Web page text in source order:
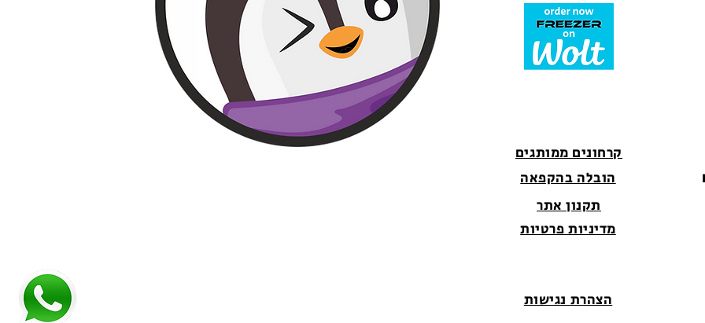
קרחונים ממותגים
הובלה בהקפאה
תקנון אתר
מדיניות פרטיות
הצהרת נגישות